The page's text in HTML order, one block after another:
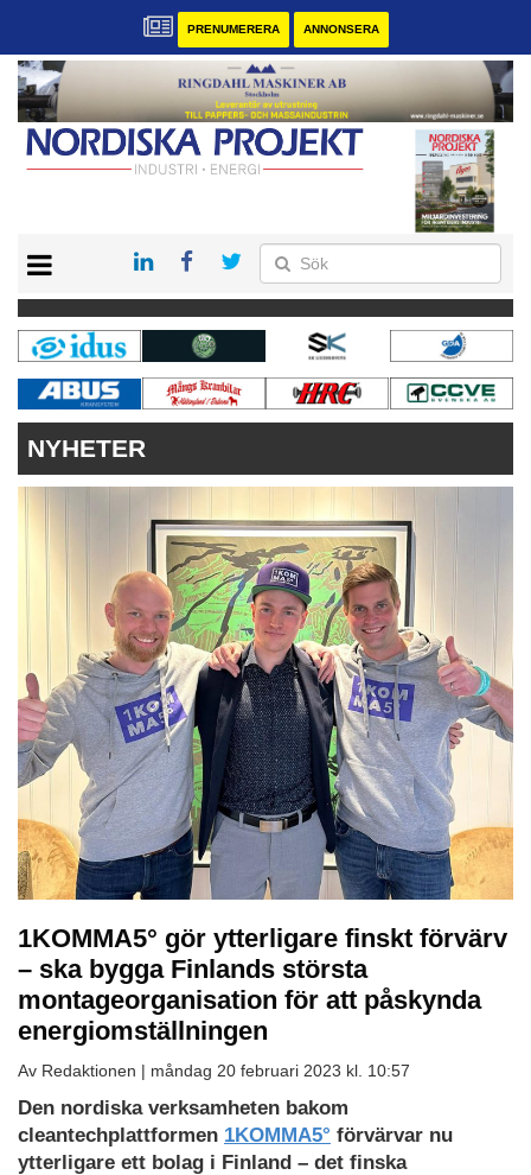
PRENUMERERA ANNONSERA
KONTAKT
VÅRA ANDRA MAGASIN
PRENUMERERA
ANNONSERA
NYHETER
1KOMMA5° gör ytterligare finskt förvärv
– ska bygga Finlands största
montageorganisation för att påskynda
energiomställningen
Av Redaktionen | måndag 20 februari 2023 kl. 10:57
Den nordiska verksamheten bakom
cleantechplattformen 1KOMMA5° förvärvar nu
ytterligare ett bolag i Finland – det finska